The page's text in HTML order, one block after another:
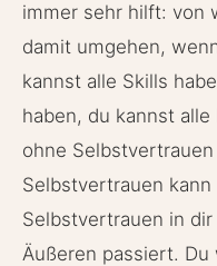
immer sehr hilft: von
damit umgehen,
kannst alle Skills
haben, du kannst
ohne
Selbstvertrauen
Selbstvertrauen in
Äußeren passiert.